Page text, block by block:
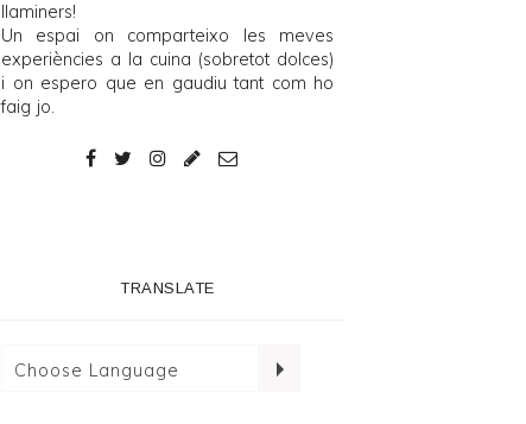
llaminers!
Un espai on comparteixo les meves
experiències a la cuina (sobretot dolces)
i on espero que en gaudiu tant com ho
faig jo.
TRANSLATE